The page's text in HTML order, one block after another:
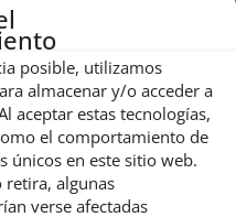
posible, utilizamos
almacenar y/o acceder a
aceptar estas tecnologías,
el comportamiento de
únicos en este sitio web.
retira, algunas
verse afectadas